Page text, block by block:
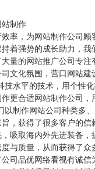
制作
率，为网站制作公司
着强势的成长助力，我
量的网站推广公司专注
文化氛围，营口网站
技水平的技术，用个性
更合适网站制作公司，
以制作网站公司种类多
，获得了很多客户的信
吸取海内外先进装备
与质量，从而获得了
司品优网络看视有诚信